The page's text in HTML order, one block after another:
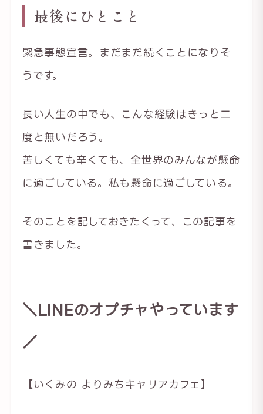
最後にひとこと
緊急事態宣言。まだまだ続くことになりそ
うです。
長い人生の中でも、こんな経験はきっと二
度と無いだろう。
苦しくても辛くても、全世界のみんなが懸命
に過ごしている。私も懸命に過ごしている。
そのことを記しておきたくって、この記事を
書きました。
＼LINEのオプチャやっています
／
【いくみの よりみちキャリアカフェ】